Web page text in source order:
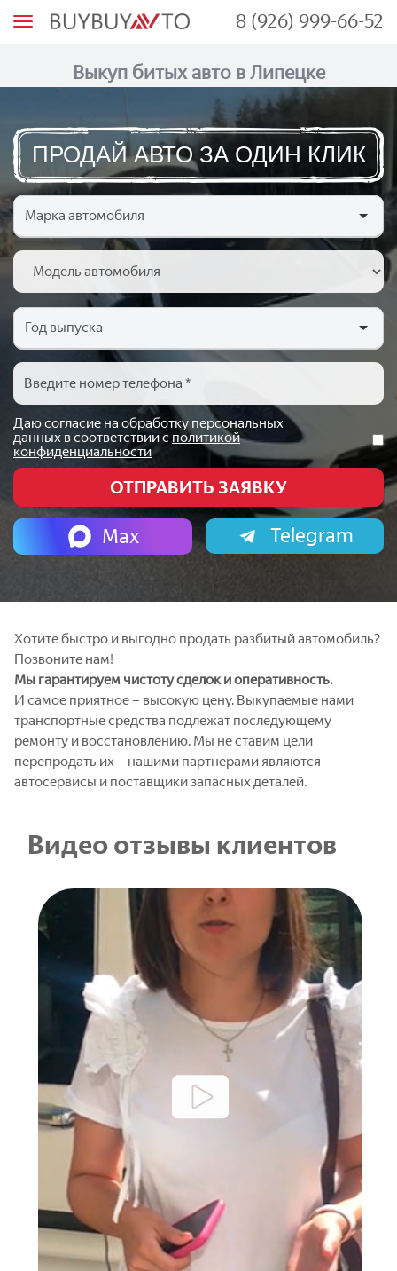
М
8 (926) 999-66-52
Выкуп битых авто в Липецке
ПРОДАЙ АВТО ЗА ОДИН КЛИК
Даю согласие на обработку персональных
данных в соответствии с политикой
конфиденциальности
Max Telegram
Хотите быстро и выгодно продать разбитый автомобиль?
Позвоните нам!
Мы гарантируем чистоту сделок и оперативность.
И самое приятное – высокую цену. Выкупаемые нами
транспортные средства подлежат последующему
ремонту и восстановлению. Мы не ставим цели
перепродать их – нашими партнерами являются
автосервисы и поставщики запасных деталей.
Видео отзывы клиентов